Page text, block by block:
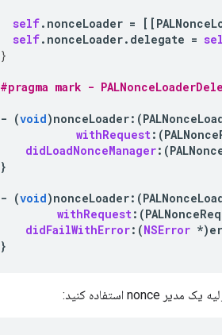
self. nonceLoader = [[
self. nonceLoader. delegate =
}
#pragma mark -
- (void)nonceLoader: (
withRequest:(
didLoadNonceManager:(
}
- (void)nonceLoader: (
withRequest:(
didFailWithError:(NSError *)
}